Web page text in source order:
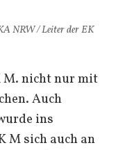
NRW / Leiter der EK
M. nicht nur mit
Auch
ins
M sich auch an